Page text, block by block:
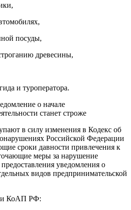
посуды,
древесины,
и туроператора.
о начале
станет строже
в силу изменения в Кодекс об
Российской Федерации
сроки давности привлечения к
меры за нарушение
уведомления о
видов предпринимательской
КоАП РФ: